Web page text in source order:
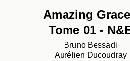
Amazing
Tome 01 -
Bruno Bessadi
Aurélien Ducoudray